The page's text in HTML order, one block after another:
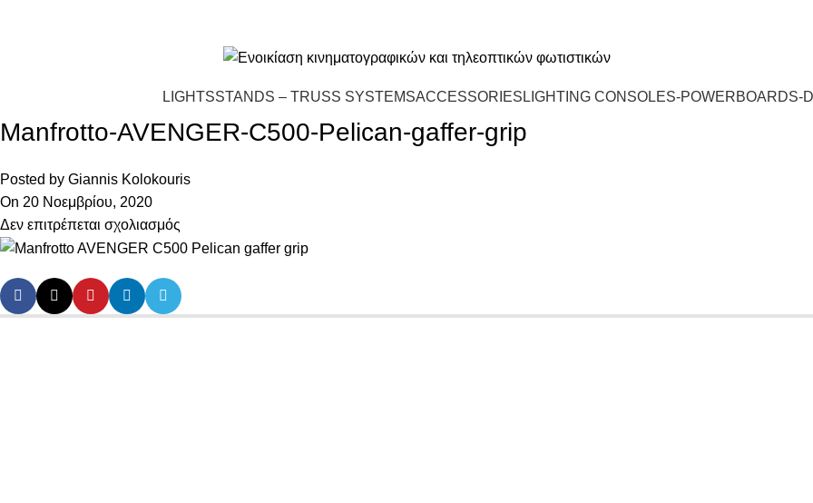
LIGHTSSTANDS – TRUSS SYSTEMSACCESSORIES LIGHTING CONSOLES-POWERBOARDS-
Manfrotto-AVENGER-C500-Pelican-gaffer-grip
Posted by Giannis Kolokouris
On 20 Νοεμβρίου, 2020
Δεν επιτρέπεται σχολιασμός